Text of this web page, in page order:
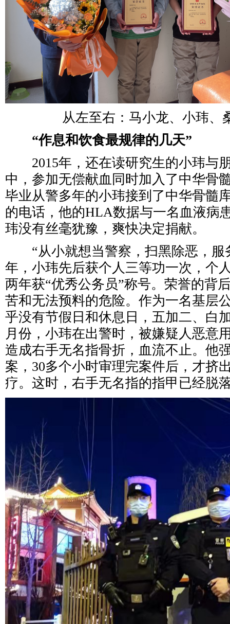
从左至右：马小龙、小玮、
“作息和饮食最规律的几天”
2015年，还在读研究生的小玮与
中，参加无偿献血同时加入了中华骨
毕业从警多年的小玮接到了中华骨髓
的电话，他的HLA数据与一名血液病
玮没有丝毫犹豫，爽快决定捐献。
“从小就想当警察，扫黑除恶，服
年，小玮先后获个人三等功一次，个
两年获“优秀公务员”称号。荣誉的背
苦和无法预料的危险。作为一名基层
乎没有节假日和休息日，五加二、白
月份，小玮在出警时，被嫌疑人恶意
造成右手无名指骨折，血流不止。他
案，30多个小时审理完案件后，才挤
疗。这时，右手无名指的指甲已经脱